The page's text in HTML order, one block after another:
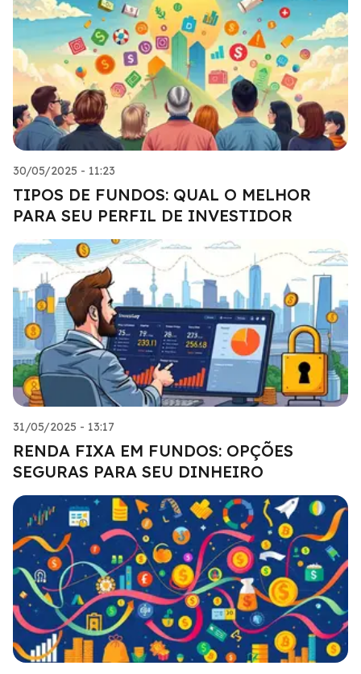
30/05/2025 - 11:23
TIPOS DE FUNDOS: QUAL O MELHOR
PARA SEU PERFIL DE INVESTIDOR
31/05/2025 - 13:17
RENDA FIXA EM FUNDOS: OPÇÕES
SEGURAS PARA SEU DINHEIRO